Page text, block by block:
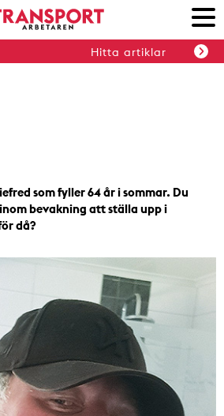
Hitta artiklar
som fyller 64 år i sommar. Du
bevakning att ställa upp i
då?